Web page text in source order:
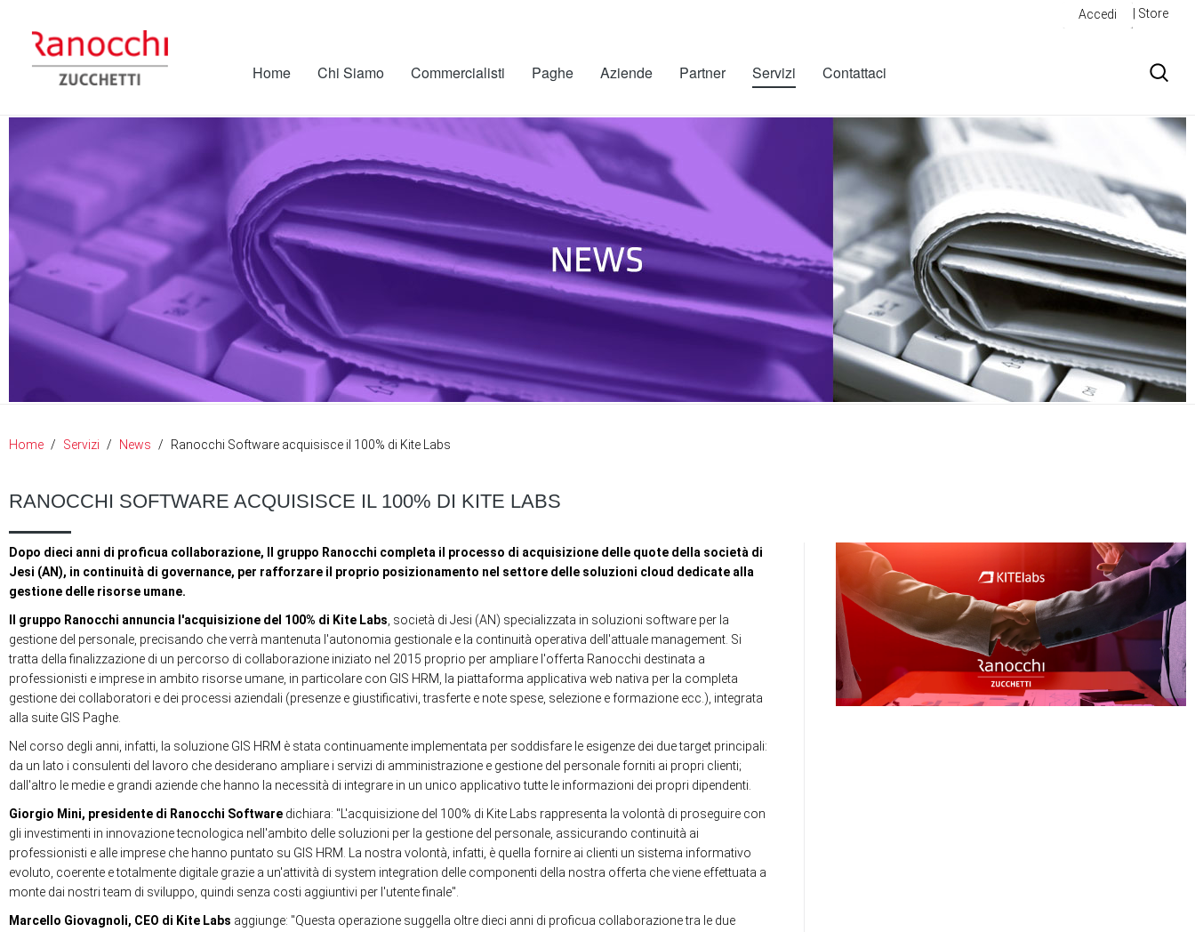
Accedi | Store
Home Chi Siamo Commercialisti Paghe Aziende Partner Servizi Contattaci
Home Servizi News Ranocchi Software acquisisce il 100% di Kite Labs
RANOCCHI SOFTWARE ACQUISISCE IL 100% DI KITE LABS
Dopo dieci anni di proficua collaborazione, Il gruppo Ranocchi completa il processo di acquisizione delle quote della società di
Jesi (AN), in continuità di governance, per rafforzare il proprio posizionamento nel settore delle soluzioni cloud dedicate alla
gestione delle risorse umane.
Il gruppo Ranocchi annuncia l'acquisizione del 100% di Kite Labs , società di Jesi (AN) specializzata in soluzioni software per la
gestione del personale, precisando che verrà mantenuta l'autonomia gestionale e la continuità operativa dell'attuale management. Si
tratta della finalizzazione di un percorso di collaborazione iniziato nel 2015 proprio per ampliare l'offerta Ranocchi destinata a
professionisti e imprese in ambito risorse umane, in particolare con GIS HRM, la piattaforma applicativa web nativa per la completa
gestione dei collaboratori e dei processi aziendali (presenze e giustificativi, trasferte e note spese, selezione e formazione ecc.), integrata
alla suite GIS Paghe.
Nel corso degli anni, infatti, la soluzione GIS HRM è stata continuamente implementata per soddisfare le esigenze dei due target principali:
da un lato i consulenti del lavoro che desiderano ampliare i servizi di amministrazione e gestione del personale forniti ai propri clienti;
dall'altro le medie e grandi aziende che hanno la necessità di integrare in un unico applicativo tutte le informazioni dei propri dipendenti.
Giorgio Mini, presidente di Ranocchi Software dichiara: "L'acquisizione del 100% di Kite Labs rappresenta la volontà di proseguire con
gli investimenti in innovazione tecnologica nell'ambito delle soluzioni per la gestione del personale, assicurando continuità ai
professionisti e alle imprese che hanno puntato su GIS HRM. La nostra volontà, infatti, è quella fornire ai clienti un sistema informativo
evoluto, coerente e totalmente digitale grazie a un'attività di system integration delle componenti della nostra offerta che viene effettuata a
monte dai nostri team di sviluppo, quindi senza costi aggiuntivi per l'utente finale".
Marcello Giovagnoli, CEO di Kite Labs aggiunge: "Questa operazione suggella oltre dieci anni di proficua collaborazione tra le due